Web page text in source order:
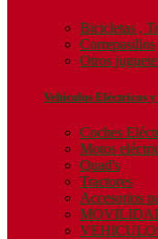
Bicicletas ,
Correpasillos
Otros
Vehículos Eléctricos
Coches
Motos
Quad's
Tractores
Accesorios